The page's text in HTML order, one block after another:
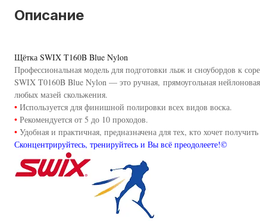
Описание
Щётка SWIX T160B Blue Nylon
Профессиональная модель для подготовки лыж и сноубордов к
SWIX T0160B Blue Nylon — это ручная, прямоугольная
любых мазей скольжения.
• Используется для финишной полировки всех видов воска.
• Рекомендуется от 5 до 10 проходов.
• Удобная и практичная, предназначена для тех, кто хочет
Сконцентрируйтесь, тренируйтесь и Вы всё преодолеете!©